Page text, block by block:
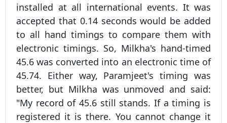
installed at all international events. It was
accepted that 0.14 seconds would be added
to all hand timings to compare them with
electronic timings. So, Milkha's hand-timed
45.6 was converted into an electronic time of
45.74. Either way, Paramjeet's timing was
better, but Milkha was unmoved and said:
"My record of 45.6 still stands. If a timing is
registered it is there. You cannot change it